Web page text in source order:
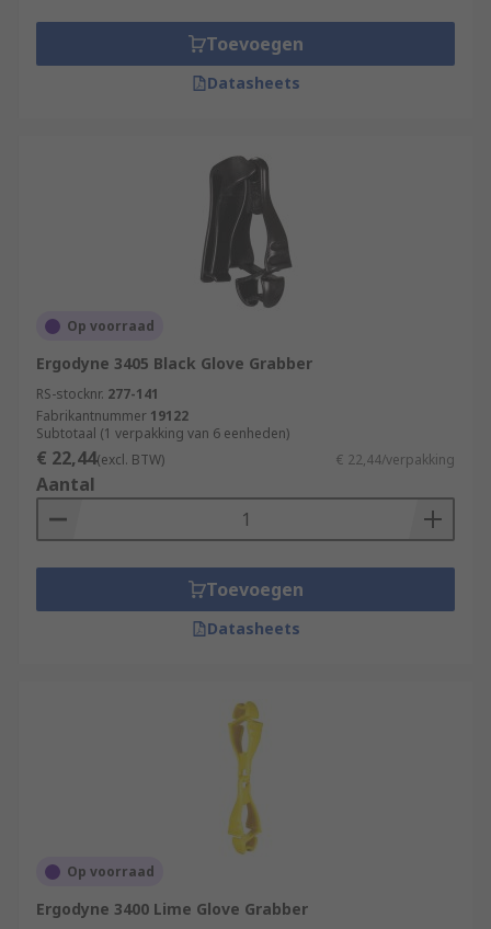
Toevoegen
Datasheets
Op voorraad
Ergodyne 3405 Black Glove Grabber
RS-stocknr. 277-141
Fabrikantnummer 19122
Subtotaal (1 verpakking van 6 eenheden)
€ 22,44(excl. BTW) € 22,44/verpakking
Aantal
Toevoegen
Datasheets
Op voorraad
Ergodyne 3400 Lime Glove Grabber